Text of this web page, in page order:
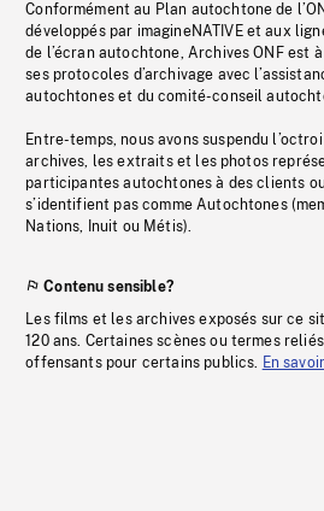
Conformément au Plan autochtone de
développés par imagineNATIVE et aux
de l’écran autochtone, Archives ONF est
ses protocoles d’archivage avec
autochtones et du comité-conseil
Entre-temps, nous avons suspendu
archives, les extraits et les photos
participantes autochtones à des clients
s’identifient pas comme Autochtones
Nations, Inuit ou Métis).
Contenu sensible?
Les films et les archives exposés sur ce
120 ans. Certaines scènes ou termes
offensants pour certains publics. En